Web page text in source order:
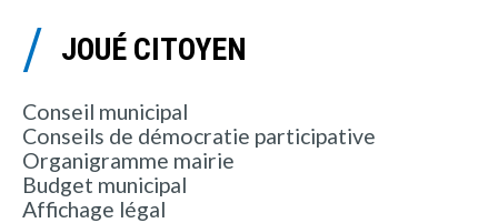
JOUÉ CITOYEN
Conseil municipal
Conseils de démocratie participative
Organigramme mairie
Budget municipal
Affichage légal